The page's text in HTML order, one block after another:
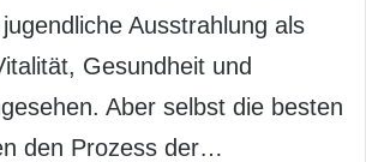
Ausstrahlung als
Gesundheit und
Aber selbst die besten
den Prozess der…